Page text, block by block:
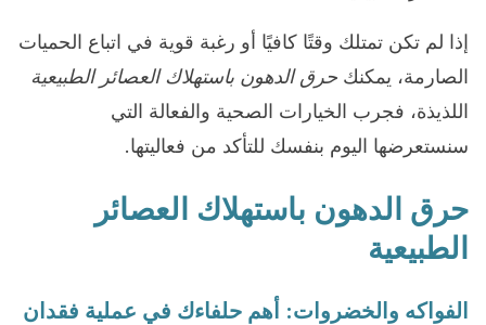
إذا لم تكن تمتلك وقتًا كافيًا أو رغبة قوية في اتباع الحميات
الصارمة، يمكنك حرق الدهون باستهلاك العصائر الطبيعية
اللذيذة، فجرب الخيارات الصحية والفعالة التي
سنستعرضها اليوم بنفسك للتأكد من فعاليتها.
حرق الدهون باستهلاك العصائر
الطبيعية
الفواكه والخضروات: أهم حلفاءك في عملية فقدان